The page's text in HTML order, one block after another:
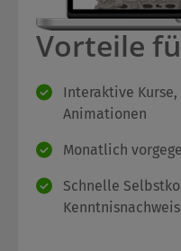
Vorteile
Interaktive
Animationen
Monatlich
Schnelle